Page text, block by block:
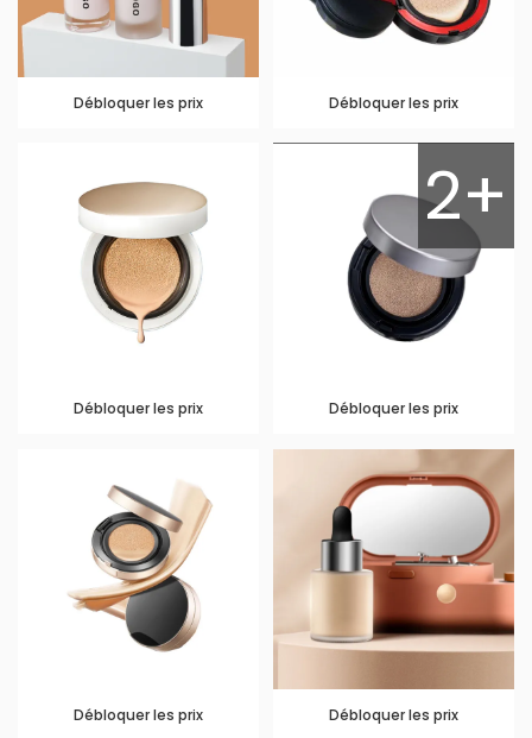
Débloquer les prix Débloquer les prix
Débloquer les prix
2+
Débloquer les prix
Débloquer les prix Débloquer les prix